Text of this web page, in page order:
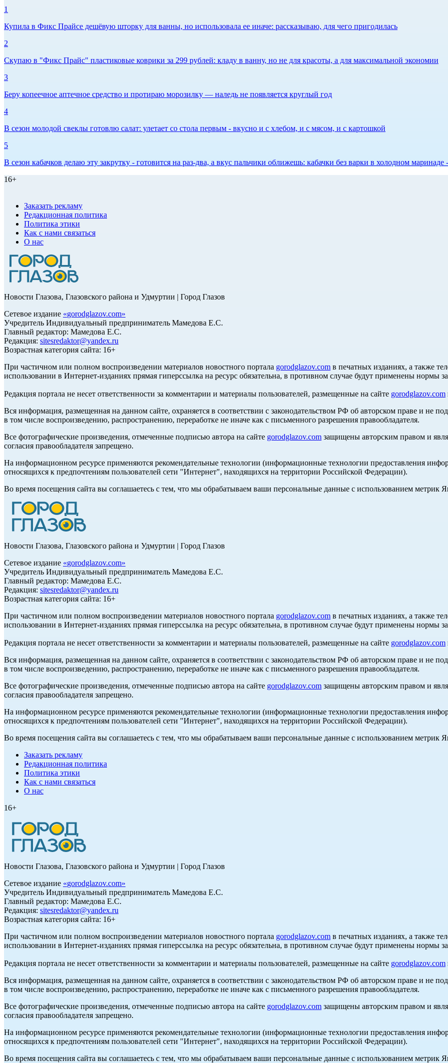
1
Купила в Фикс Прайсе дешёвую шторку для ванны, но использовала ее иначе: рассказываю, для чего пригодилась
2
Скупаю в "Фикс Прайс" пластиковые коврики за 299 рублей: кладу в ванну, но не для красоты, а для максимальной экономии
3
Беру копеечное аптечное средство и протираю морозилку — наледь не появляется круглый год
4
В сезон молодой свеклы готовлю салат: улетает со стола первым - вкусно и с хлебом, и с мясом, и с картошкой
5
В сезон кабачков делаю эту закрутку - готовится на раз-два, а вкус пальчики оближешь: кабачки без варки в холодном маринаде
16+
Заказать рекламу
Редакционная политика
Политика этики
Как с нами связаться
О нас
Новости Глазова, Глазовского района и Удмуртии | Город Глазов
Сетевое издание «gorodglazov.com»
Учредитель Индивидуальный предприниматель Мамедова Е.С.
Главный редактор: Мамедова Е.С.
Редакция: sitesredaktor@yandex.ru
Возрастная категория сайта: 16+
При частичном или полном воспроизведении материалов новостного портала gorodglazov.com в печатных изданиях, а также
использовании в Интернет-изданиях прямая гиперссылка на ресурс обязательна, в противном случае будут применены нормы
Редакция портала не несет ответственности за комментарии и материалы пользователей, размещенные на сайте gorodglazov.com
Вся информация, размещенная на данном сайте, охраняется в соответствии с законодательством РФ об авторском праве и не
в том числе воспроизведению, распространению, переработке не иначе как с письменного разрешения правообладателя.
Все фотографические произведения, отмеченные подписью автора на сайте gorodglazov.com защищены авторским правом и
согласия правообладателя запрещено.
На информационном ресурсе применяются рекомендательные технологии (информационные технологии предоставления
относящихся к предпочтениям пользователей сети "Интернет", находящихся на территории Российской Федерации).
Во время посещения сайта вы соглашаетесь с тем, что мы обрабатываем ваши персональные данные с использованием метрик
Новости Глазова, Глазовского района и Удмуртии | Город Глазов
Сетевое издание «gorodglazov.com»
Учредитель Индивидуальный предприниматель Мамедова Е.С.
Главный редактор: Мамедова Е.С.
Редакция: sitesredaktor@yandex.ru
Возрастная категория сайта: 16+
При частичном или полном воспроизведении материалов новостного портала gorodglazov.com в печатных изданиях, а также
использовании в Интернет-изданиях прямая гиперссылка на ресурс обязательна, в противном случае будут применены нормы
Редакция портала не несет ответственности за комментарии и материалы пользователей, размещенные на сайте gorodglazov.com
Вся информация, размещенная на данном сайте, охраняется в соответствии с законодательством РФ об авторском праве и не
в том числе воспроизведению, распространению, переработке не иначе как с письменного разрешения правообладателя.
Все фотографические произведения, отмеченные подписью автора на сайте gorodglazov.com защищены авторским правом и
согласия правообладателя запрещено.
На информационном ресурсе применяются рекомендательные технологии (информационные технологии предоставления
относящихся к предпочтениям пользователей сети "Интернет", находящихся на территории Российской Федерации).
Во время посещения сайта вы соглашаетесь с тем, что мы обрабатываем ваши персональные данные с использованием метрик
Заказать рекламу
Редакционная политика
Политика этики
Как с нами связаться
О нас
16+
Новости Глазова, Глазовского района и Удмуртии | Город Глазов
Сетевое издание «gorodglazov.com»
Учредитель Индивидуальный предприниматель Мамедова Е.С.
Главный редактор: Мамедова Е.С.
Редакция: sitesredaktor@yandex.ru
Возрастная категория сайта: 16+
При частичном или полном воспроизведении материалов новостного портала gorodglazov.com в печатных изданиях, а также
использовании в Интернет-изданиях прямая гиперссылка на ресурс обязательна, в противном случае будут применены нормы
Редакция портала не несет ответственности за комментарии и материалы пользователей, размещенные на сайте gorodglazov.com
Вся информация, размещенная на данном сайте, охраняется в соответствии с законодательством РФ об авторском праве и не
в том числе воспроизведению, распространению, переработке не иначе как с письменного разрешения правообладателя.
Все фотографические произведения, отмеченные подписью автора на сайте gorodglazov.com защищены авторским правом и
согласия правообладателя запрещено.
На информационном ресурсе применяются рекомендательные технологии (информационные технологии предоставления
относящихся к предпочтениям пользователей сети "Интернет", находящихся на территории Российской Федерации).
Во время посещения сайта вы соглашаетесь с тем, что мы обрабатываем ваши персональные данные с использованием метрик